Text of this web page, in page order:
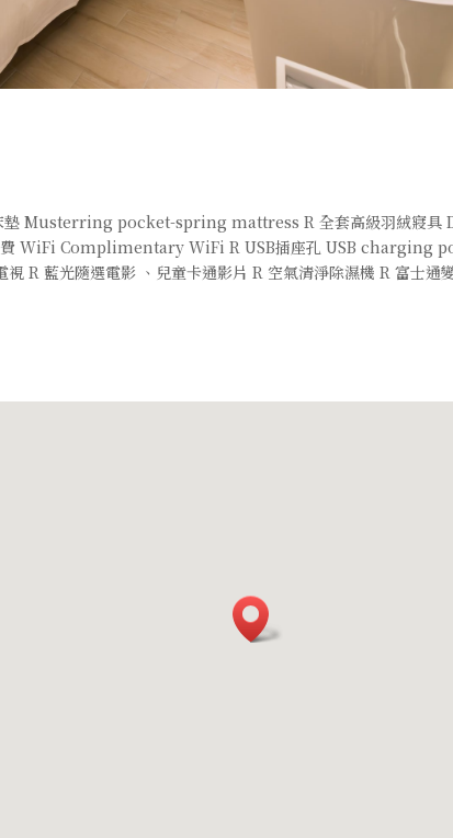
墊 Musterring pocket-spring mattress R 全套高級羽絨寢具
WiFi Complimentary WiFi R USB插座孔 USB charging
R 藍光隨選電影 、兒童卡通影片 R 空氣清淨除濕機 R 富士通